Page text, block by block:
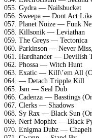
055. Gydra — Nailsbucket
056. Sweepa — Dont Act
057. Planet Noize — Funk
058. Killsonik — Leviathan
059. The Greys — Tectonica
060. Parkinson — Never
061. Hardhander — Devilish
062. Phossa — Witch Hunt
063. Exatic — Kill\’em All
064. — Detach Tripple Kill
065. Jsm — Seal Dub
066. Cadenza — Basstings
067. Clerks — Shadows
068. Sy Rax — Black Sun
069. Nerf Mophix — Black
070. Enigma Dubz —